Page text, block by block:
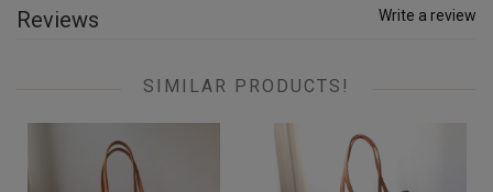
Reviews Write a review
SIMILAR PRODUCTS!